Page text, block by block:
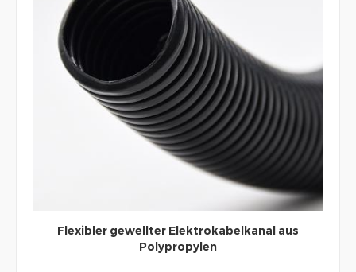
Flexibler gewellter Elektrokabelkanal aus
Polypropylen